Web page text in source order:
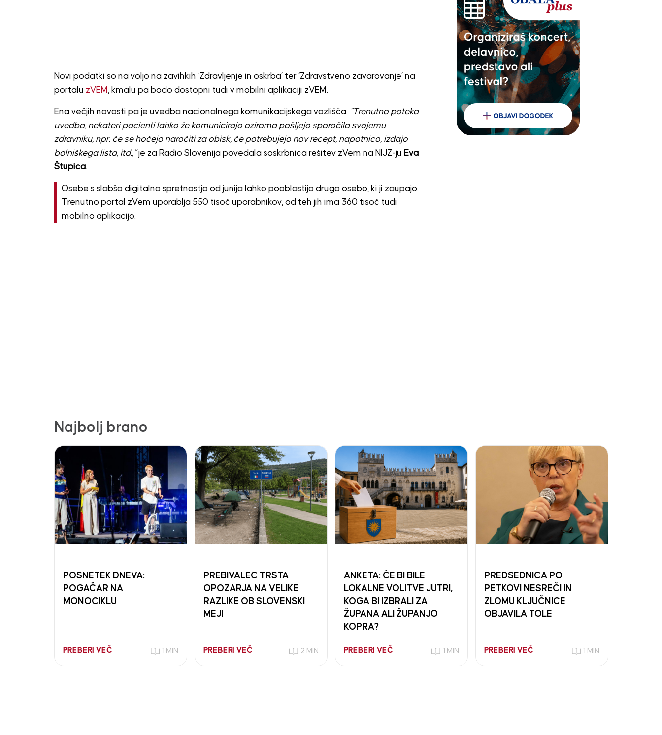
Novi podatki so na voljo na zavihkih ‘Zdravljenje in oskrba’ ter ‘Zdravstveno zavarovanje’ na
portalu zVEM , kmalu pa bodo dostopni tudi v mobilni aplikaciji zVEM.
Ena večjih novosti pa je uvedba nacionalnega komunikacijskega vozlišča. “Trenutno poteka
uvedba, nekateri pacienti lahko že komunicirajo oziroma pošljejo sporočila svojemu
zdravniku, npr. če se hočejo naročiti za obisk, če potrebujejo nov recept, napotnico, izdajo
bolniškega lista, itd.,”je za Radio Slovenija povedala soskrbnica rešitev zVem na NIJZ-ju Eva
Štupica.
Osebe s slabšo digitalno spretnostjo od junija lahko pooblastijo drugo osebo, ki ji zaupajo.
Trenutno portal zVem uporablja 550 tisoč uporabnikov, od teh jih ima 360 tisoč tudi
mobilno aplikacijo.
Najbolj brano
POSNETEK DNEVA:
POGAČAR NA
MONOCIKLU
PREBERI VEČ 1 MIN
PREBIVALEC TRSTA
OPOZARJA NA VELIKE
RAZLIKE OB SLOVENSKI
MEJI
PREBERI VEČ 2 MIN
ANKETA: ČE BI BILE
LOKALNE VOLITVE JUTRI,
KOGA BI IZBRALI ZA
ŽUPANA ALI ŽUPANJO
KOPRA?
PREBERI VEČ 1 MIN
PREDSEDNICA PO
PETKOVI NESREČI IN
ZLOMU KLJUČNICE
OBJAVILA TOLE
PREBERI VEČ 1 MIN